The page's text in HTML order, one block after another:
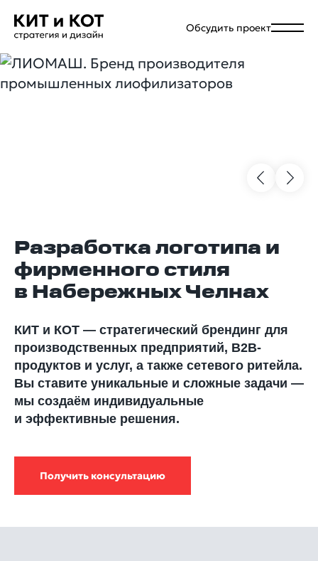
Обсудить проект
Разработка логотипа и
фирменного стиля
в Набережных Челнах
КИТ и КОТ — стратегический брендинг для
производственных предприятий, В2В-
продуктов и услуг, а также сетевого ритейла.
Вы ставите уникальные и сложные задачи —
мы создаём индивидуальные
и эффективные решения.
Получить консультацию